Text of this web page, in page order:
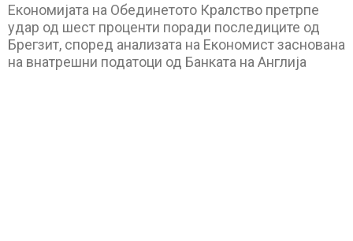
Економијата на Обединетото Кралство претрпе
удар од шест проценти поради последиците од
Брегзит, според анализата на Економист заснована
на внатрешни податоци од Банката на Англија